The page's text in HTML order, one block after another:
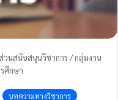
วนสนับสนุนวิชาการ/กลุ่มงาน
ศึกษา
บทความทางวิชาการ